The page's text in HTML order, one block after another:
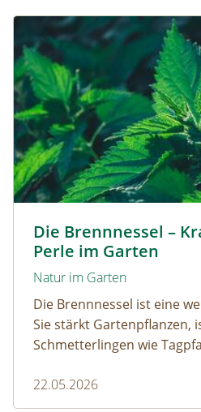
Die Brennnessel –
Perle im Garten
Natur im Garten
Die Brennnessel ist eine
Sie stärkt Gartenpflanzen,
Schmetterlingen wie
Wer sie im Garten stehen
Artenvielfalt.
22.05.2026
Die Brennnessel –